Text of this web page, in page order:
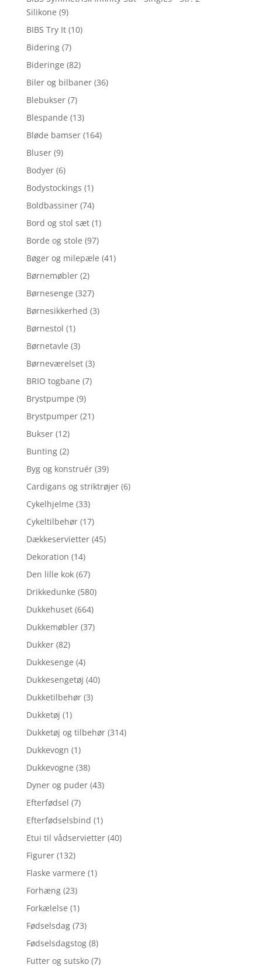
Silikone (9)
BIBS Try It (10)
Bidering (7)
Bideringe (82)
Biler og bilbaner (36)
Blebukser (7)
Blespande (13)
Bløde bamser (164)
Bluser (9)
Bodyer (6)
Bodystockings (1)
Boldbassiner (74)
Bord og stol sæt (1)
Borde og stole (97)
Bøger og milepæle (41)
Børnemøbler (2)
Børnesenge (327)
Børnesikkerhed (3)
Børnestol (1)
Børnetavle (3)
Børneværelset (3)
BRIO togbane (7)
Brystpumpe (9)
Brystpumper (21)
Bukser (12)
Bunting (2)
Byg og konstruér (39)
Cardigans og striktrøjer (6)
Cykelhjelme (33)
Cykeltilbehør (17)
Dækkeservietter (45)
Dekoration (14)
Den lille kok (67)
Drikkedunke (580)
Dukkehuset (664)
Dukkemøbler (37)
Dukker (82)
Dukkesenge (4)
Dukkesengetøj (40)
Dukketilbehør (3)
Dukketøj (1)
Dukketøj og tilbehør (314)
Dukkevogn (1)
Dukkevogne (38)
Dyner og puder (43)
Efterfødsel (7)
Efterfødselsbind (1)
Etui til vådservietter (40)
Figurer (132)
Flaske varmere (1)
Forhæng (23)
Forkælelse (1)
Fødselsdag (73)
Fødselsdagstog (8)
Futter og sutsko (7)